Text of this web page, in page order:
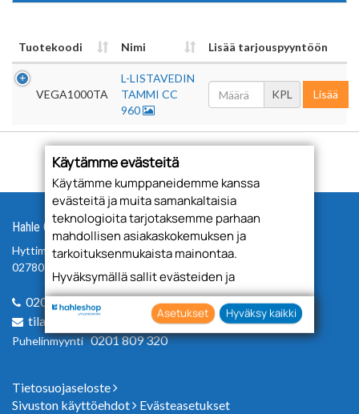
Tuotekoodi Nimi Lisää tarjouspyyntöön
VEGA1000TA
L-LISTAVEDIN
TAMMI CC
960
KPL Lisää
Hahle Oy
Hyttimestarinkuja 3
02780 Espoo
0201 809 300
tilaus@hahle.com
Puhelinmyynti0201 809 320
Tietosuojaseloste
Sivuston käyttöehdot
Evästeasetukset
Käytämme evästeitä
Käytämme kumppaneidemme kanssa
evästeitä ja muita samankaltaisia
teknologioita tarjotaksemme parhaan
mahdollisen asiakaskokemuksen ja
tarkoituksenmukaista mainontaa.
Hyväksymällä sallit evästeiden ja
teknologioiden käytön tietojesi keräämiseen
sekä käyttämiseen. Voit myös antaa
suostumuksesi valikoiden klikkaamalla
“Asetukset” painiketta.
Asetukset Hyväksy kaikki